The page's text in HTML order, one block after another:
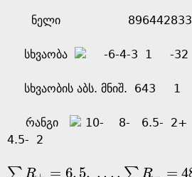
ნელი
სხვაობა -6-4-3 1 -
სხვაობის აბს. მნიშ.
რანგი
10- 8- 6.5-
4.5- 2
R = 6. 5, . . . . R =